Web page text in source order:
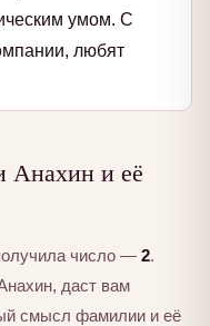
умом. С
любят
Анахин и её
число — 2.
даст вам
смысл фамилии и её